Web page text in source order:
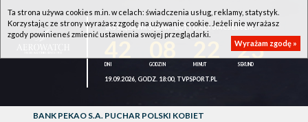
1KS ŚLĘZA WROCŁAW - LOTTO AZS UMCS LUBLIN
23
19.09.2026, GODZ. 18:00, TVPSPORT.PL
BANK PEKAO S.A. PUCHAR POLSKI KOBIET
Ta strona używa cookies m.in. w celach: świadczenia usług, reklamy, statystyk.
Korzystając ze strony wyrażasz zgodę na używanie cookie. Jeżeli nie wyrażasz
zgody powinieneś zmienić ustawienia swojej przeglądarki.
Wyrażam zgodę »